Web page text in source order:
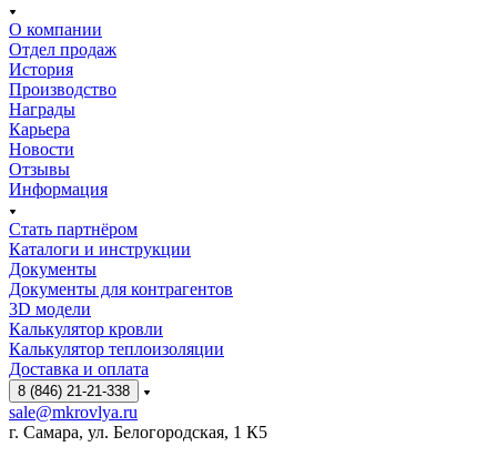
О компании
Отдел продаж
История
Производство
Награды
Карьера
Новости
Отзывы
Информация
Стать партнёром
Каталоги и инструкции
Документы
Документы для контрагентов
3D модели
Калькулятор кровли
Калькулятор теплоизоляции
Доставка и оплата
8 (846) 21-21-338
sale@mkrovlya.ru
г. Самара, ул. Белогородская, 1 К5